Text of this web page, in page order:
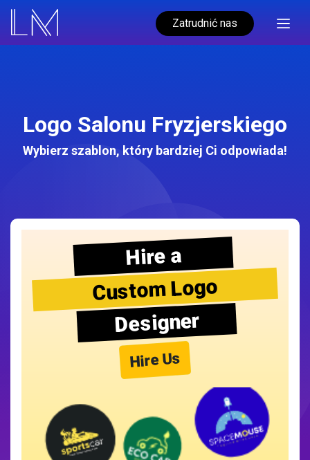
Zatrudnić nas
Logo Salonu Fryzjerskiego
Wybierz szablon, który bardziej Ci odpowiada!
Hire a
Custom Logo
Designer
Hire Us